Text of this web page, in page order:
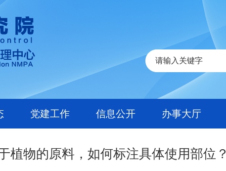
党建工作 信息公开 办事大厅
植物的原料，如何标注具体使用部位？